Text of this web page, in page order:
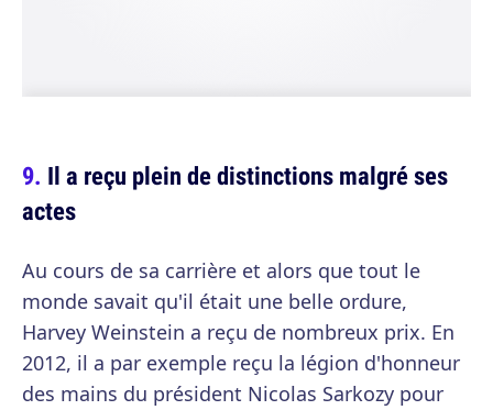
Il a reçu plein de distinctions malgré ses
actes
Au cours de sa carrière et alors que tout le
monde savait qu'il était une belle ordure,
Harvey Weinstein a reçu de nombreux prix. En
2012, il a par exemple reçu la légion d'honneur
des mains du président Nicolas Sarkozy pour